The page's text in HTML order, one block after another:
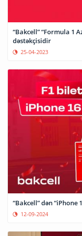
“Bakcell” “Formula 1
dəstəkçisidir
25-04-2023
“Bakcell” dən “iPhone
12-09-2024